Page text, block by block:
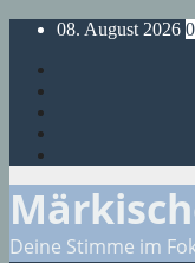
Skip
content
08. August 2026
Deine Stimme im